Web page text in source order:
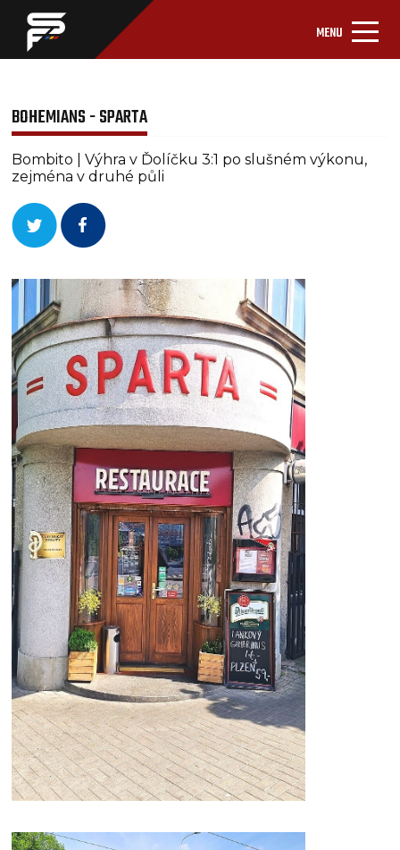
MENU
BOHEMIANS - SPARTA
Bombito | Výhra v Ďolíčku 3:1 po slušném výkonu,
zejména v druhé půli